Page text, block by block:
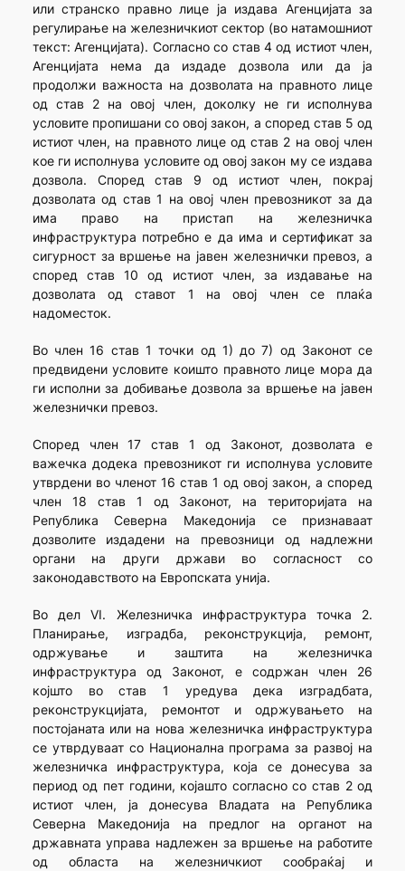
или странско правно лице ја издава Агенцијата за
регулирање на железничкиот сектор (во натамошниот
текст: Агенцијата). Согласно со став 4 од истиот член,
Агенцијата нема да издаде дозвола или да ја
продолжи важноста на дозволата на правното лице
од став 2 на овој член, доколку не ги исполнува
условите пропишани со овој закон, а според став 5 од
истиот член, на правното лице од став 2 на овој член
кое ги исполнува условите од овој закон му се издава
дозвола. Според став 9 од истиот член, покрај
дозволата од став 1 на овој член превозникот за да
има право на пристап на железничка
инфраструктура потребно е да има и сертификат за
сигурност за вршење на јавен железнички превоз, а
според став 10 од истиот член, за издавање на
дозволата од ставот 1 на овој член се плаќа
надоместок.
Во член 16 став 1 точки од 1) до 7) од Законот се
предвидени условите коишто правното лице мора да
ги исполни за добивање дозвола за вршење на јавен
железнички превоз.
Според член 17 став 1 од Законот, дозволата е
важечка додека превозникот ги исполнува условите
утврдени во членот 16 став 1 од овoj закон, а според
член 18 став 1 од Законот, на територијата на
Република Северна Македонија се признаваат
дозволите издадени на превозници од надлежни
органи на други држави во согласност со
законодавството на Европската унија.
Во дел VI. Железничка инфраструктура точка 2.
Планирање, изградба, реконструкција, ремонт,
одржување и заштита на железничка
инфраструктура од Законот, е содржан член 26
којшто во став 1 уредува дека изградбата,
реконструкцијата, ремонтот и одржувањето на
постојаната или на нова железничка инфраструктура
се утврдуваат со Национална програма за развој на
железничка инфраструктура, која се донесува за
период од пет години, којашто согласно со став 2 од
истиот член, ја донесува Владата на Република
Северна Македонија на предлог на органот на
државната управа надлежен за вршење на работите
од областа на железничкиот сообраќај и